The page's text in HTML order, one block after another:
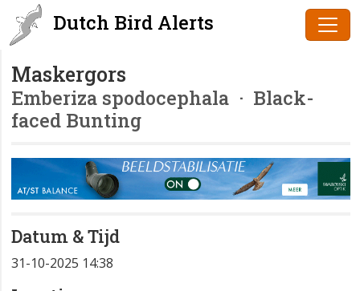
Dutch Bird Alerts
Maskergors
Emberiza spodocephala · Black-
faced Bunting
Datum & Tijd
31-10-2025 14:38